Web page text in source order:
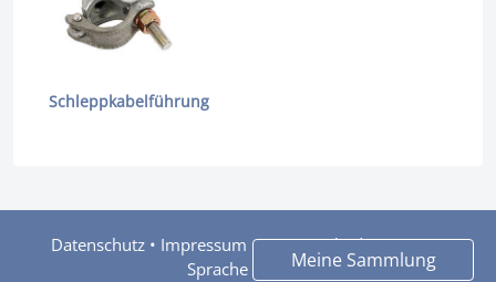
Meine Sammlung
Schleppkabelführung
Datenschutz • Impressum •Nutzungsbedingungen•
Sprache